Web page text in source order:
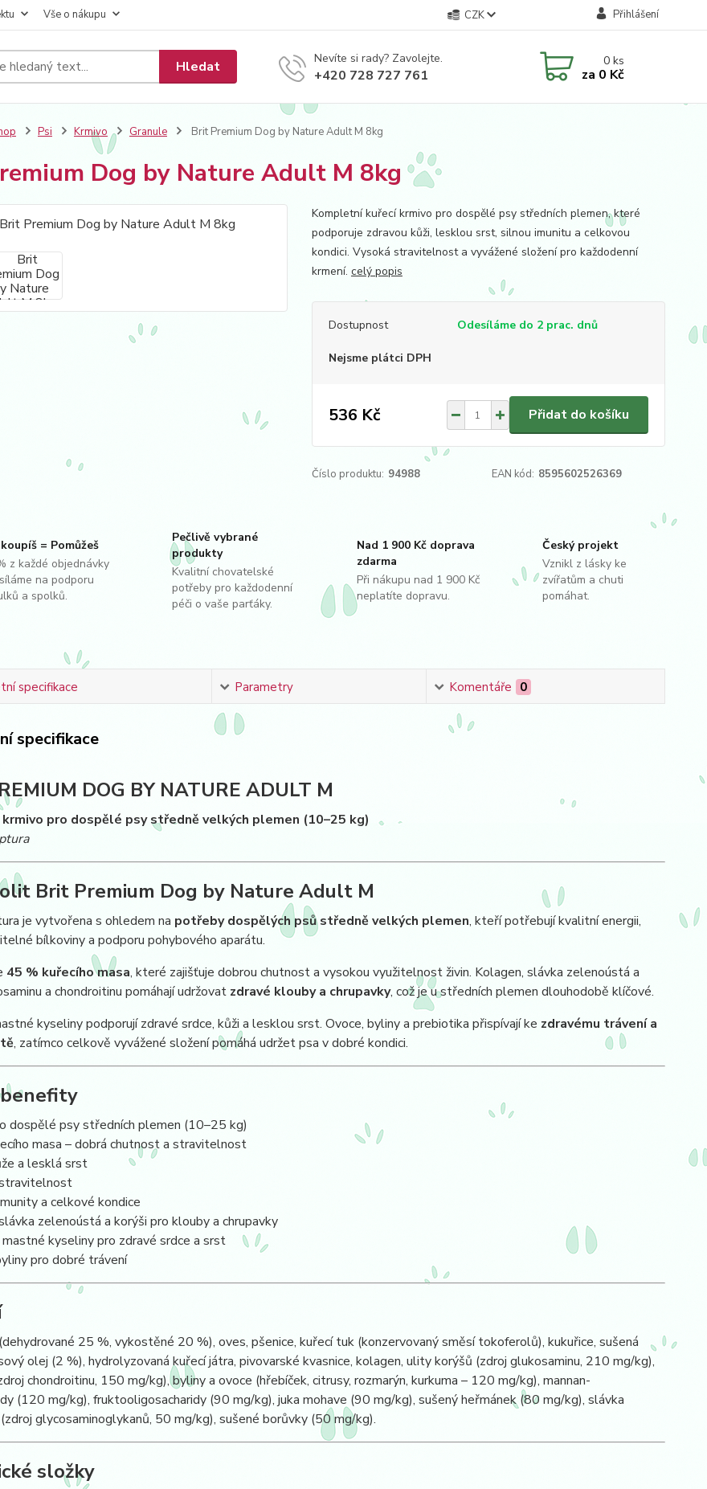
Vše o nákupu CZK Přihlášení
Hledat Nevíte si rady? Zavolejte.
+420 728 727 761
0ks
za 0 Kč
Psi Krmivo Granule Brit Premium Dog by Nature Adult M 8kg
Dog by Nature Adult M 8kg
Kompletní kuřecí krmivo pro dospělé psy středních plemen, které
podporuje zdravou kůži, lesklou srst, silnou imunitu a celkovou
kondici. Vysoká stravitelnost a vyvážené složení pro každodenní
krmení. celý popis
Dostupnost Odesíláme do 2 prac. dnů
Nejsme plátci DPH
536 Kč Přidat do košíku
Číslo produktu: 94988 EAN kód: 8595602526369
= Pomůžeš
z každé objednávky
na podporu
a spolků.
Pečlivě vybrané
produkty
Kvalitní chovatelské
potřeby pro každodenní
péči o vaše parťáky.
Nad 1 900 Kč doprava
zdarma
Při nákupu nad 1 900 Kč
neplatíte dopravu.
Český projekt
Vznikl z lásky ke
zvířatům a chuti
pomáhat.
specifikace Parametry Komentáře 0
specifikace
DOG BY NATURE ADULT M
pro dospělé psy středně velkých plemen (10–25 kg)
Brit Premium Dog by Nature Adult M
je vytvořena s ohledem na potřeby dospělých psů středně velkých plemen, kteří potřebují kvalitní energii,
bílkoviny a podporu pohybového aparátu.
45 % kuřecího masa, které zajišťuje dobrou chutnost a vysokou využitelnost živin. Kolagen, slávka zelenoústá a
a chondroitinu pomáhají udržovat zdravé klouby a chrupavky, což je u středních plemen dlouhodobě klíčové.
kyseliny podporují zdravé srdce, kůži a lesklou srst. Ovoce, byliny a prebiotika přispívají ke zdravému trávení a
, zatímco celkově vyvážené složení pomáhá udržet psa v dobré kondici.
dospělé psy středních plemen (10–25 kg)
masa – dobrá chutnost a stravitelnost
a lesklá srst
a celkové kondice
zelenoústá a korýši pro klouby a chrupavky
kyseliny pro zdravé srdce a srst
pro dobré trávení
25 %, vykostěné 20 %), oves, pšenice, kuřecí tuk (konzervovaný směsí tokoferolů), kukuřice, sušená
olej (2 %), hydrolyzovaná kuřecí játra, pivovarské kvasnice, kolagen, ulity korýšů (zdroj glukosaminu, 210 mg/kg),
chondroitinu, 150 mg/kg), byliny a ovoce (hřebíček, citrusy, rozmarýn, kurkuma – 120 mg/kg), mannan-
(120 mg/kg), fruktooligosacharidy (90 mg/kg), juka mohave (90 mg/kg), sušený heřmánek (80 mg/kg), slávka
glycosaminoglykanů, 50 mg/kg), sušené borůvky (50 mg/kg).
složky